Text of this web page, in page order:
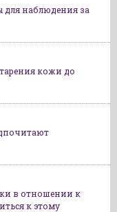
наблюдения за
кожи до
в отношении к
к этому